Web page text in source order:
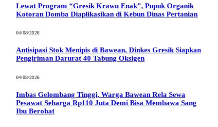
Lewat Program “Gresik Krawu Enak”, Pupuk Organik
Kotoran Domba Diaplikasikan di Kebun Dinas Pertanian
04/08/2026
Antisipasi Stok Menipis di Bawean, Dinkes Gresik Siapkan
Pengiriman Darurat 40 Tabung Oksigen
04/08/2026
Imbas Gelombang Tinggi, Warga Bawean Rela Sewa
Pesawat Seharga Rp110 Juta Demi Bisa Membawa Sang
Ibu Berobat